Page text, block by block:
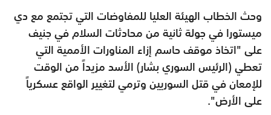
وحث الخطاب الهيئة العليا للمفاوضات التي تجتمع مع دي
ميستورا في جولة ثانية من محادثات السلام في جنيف
على "اتخاذ موقف حاسم إزاء المناورات الأممية التي
تعطي (الرئيس السوري بشار) الأسد مزيداً من الوقت
للإمعان في قتل السوريين وترمي لتغيير الواقع عسكرياً
على الأرض".